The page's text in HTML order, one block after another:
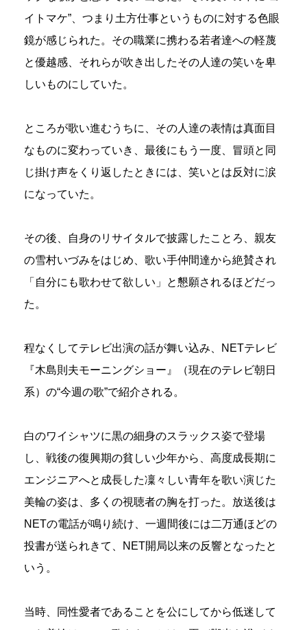
イトマケ”、つまり土方仕事というものに対する色眼
鏡が感じられた。その職業に携わる若者達への軽蔑
と優越感、それらが吹き出したその人達の笑いを卑
しいものにしていた。
ところが歌い進むうちに、その人達の表情は真面目
なものに変わっていき、最後にもう一度、冒頭と同
じ掛け声をくり返したときには、笑いとは反対に涙
になっていた。
その後、自身のリサイタルで披露したことろ、親友
の雪村いづみをはじめ、歌い手仲間達から絶賛され
「自分にも歌わせて欲しい」と懇願されるほどだっ
た。
程なくしてテレビ出演の話が舞い込み、NETテレビ
『木島則夫モーニングショー』（現在のテレビ朝日
系）の“今週の歌”で紹介される。
白のワイシャツに黒の細身のスラックス姿で登場
し、戦後の復興期の貧しい少年から、高度成長期に
エンジニアへと成長した凜々しい青年を歌い演じた
美輪の姿は、多くの視聴者の胸を打った。放送後は
NETの電話が鳴り続け、一週間後には二万通ほどの
投書が送られきて、NET開局以来の反響となったと
いう。
当時、同性愛者であることを公にしてから低迷して